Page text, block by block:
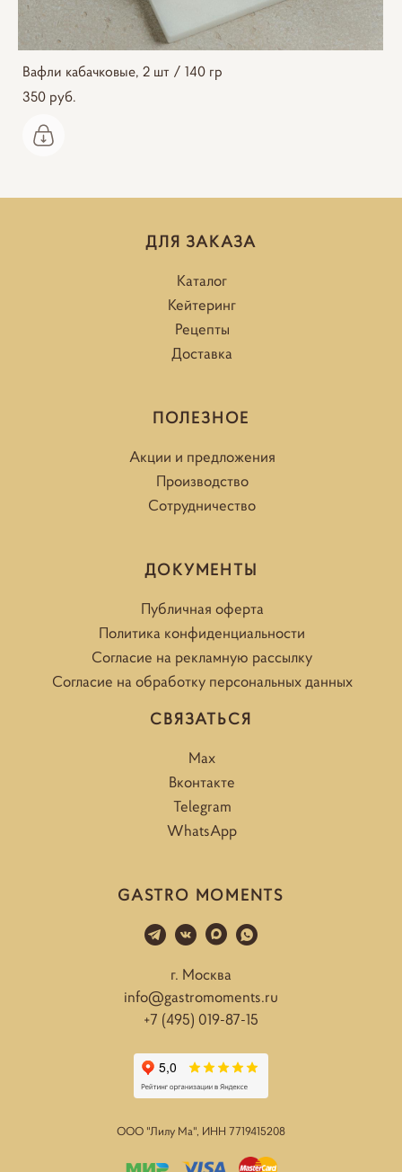
Вафли кабачковые, 2 шт / 140 гр
350 pуб.
ДЛЯ ЗАКАЗА
Каталог
Кейтеринг
Рецепты
Доставка
ПОЛЕЗНОЕ
Акции и предложения
Производство
Сотрудничество
ДОКУМЕНТЫ
Публичная оферта
Политика конфиденциальности
Согласие на рекламную рассылку
Согласие на обработку персональных данных
СВЯЗАТЬСЯ
Max
Вконтакте
Telegram
WhatsApp
GASTRO MOMENTS
г. Москва
info@gastromoments.ru
+7 (495) 019-87-15
ООО "Лилу Ма", ИНН 7719415208